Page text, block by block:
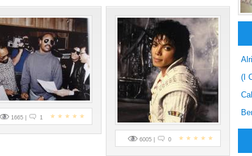
1665 |
1
6005 | 0
(I